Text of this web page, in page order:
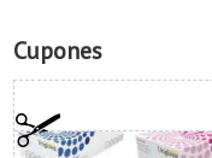
Cupones